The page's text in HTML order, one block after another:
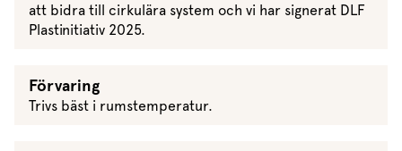
att bidra till cirkulära system och vi har signerat DLF
Plastinitiativ 2025.
Förvaring
Trivs bäst i rumstemperatur.